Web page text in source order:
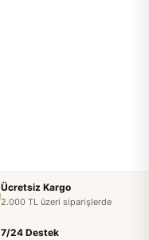
Ücretsiz Kargo
2.000 TL üzeri siparişlerde
7/24 Destek